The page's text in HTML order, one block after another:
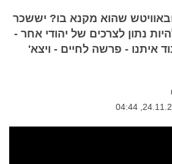
שהוא מקנא בו? יששכר
נתון לצרכים של יהודי אחר -
איתנו - פרשה לחיים - ויצא'